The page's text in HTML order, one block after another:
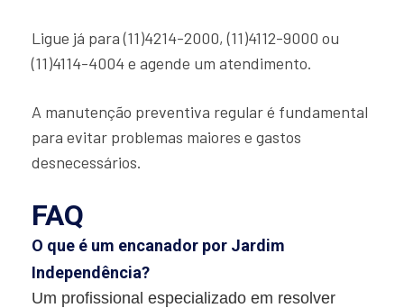
Ligue já para (11)4214-2000, (11)4112-9000 ou
(11)4114-4004 e agende um atendimento.
A manutenção preventiva regular é fundamental
para evitar problemas maiores e gastos
desnecessários.
FAQ
O que é um encanador por Jardim
Independência?
Um profissional especializado em resolver